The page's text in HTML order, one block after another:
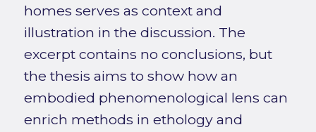
homes serves as context and
illustration in the discussion. The
excerpt contains no conclusions, but
the thesis aims to show how an
embodied phenomenological lens can
enrich methods in ethology and